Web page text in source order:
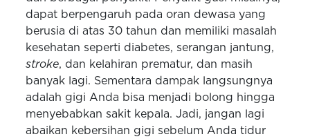
dapat berpengaruh pada oran dewasa yang
berusia di atas 30 tahun dan memiliki masalah
kesehatan seperti diabetes, serangan jantung,
stroke, dan kelahiran prematur, dan masih
banyak lagi. Sementara dampak langsungnya
adalah gigi Anda bisa menjadi bolong hingga
menyebabkan sakit kepala. Jadi, jangan lagi
abaikan kebersihan gigi sebelum Anda tidur